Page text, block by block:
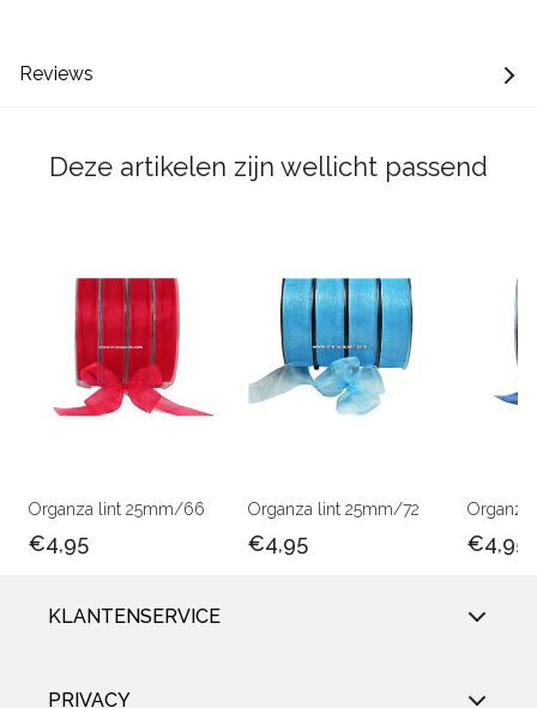
Reviews
Deze artikelen zijn wellicht passend
Organza lint 25mm/66
€4,95
Organza lint 25mm/72
€4,95 €4,95
KLANTENSERVICE
PRIVACY